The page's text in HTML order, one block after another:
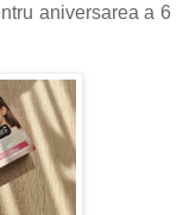
aniversarea a 6